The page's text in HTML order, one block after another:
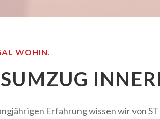
WOHIN.
Erfahrung wissen wir von